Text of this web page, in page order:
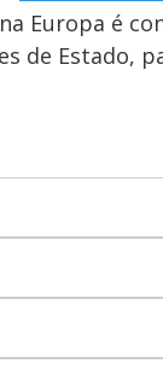
Europa é
de Estado,